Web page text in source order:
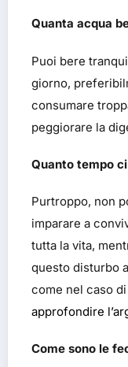
Quanta acqua
Puoi bere
giorno,
consumare
peggiorare la
Quanto tempo
Purtroppo, non
imparare a
tutta la vita,
questo disturbo
come nel caso
approfondire
Come sono le